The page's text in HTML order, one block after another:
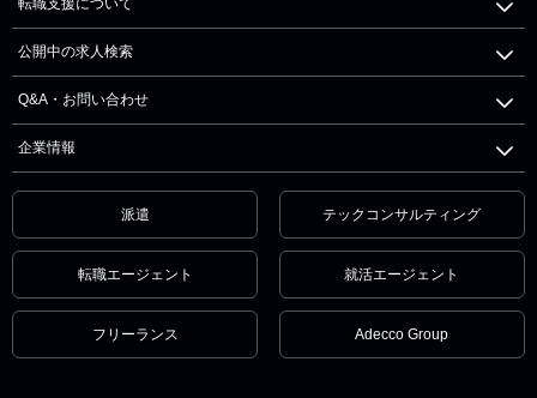
公開中の求人検索
Q&A・お問い合わせ
企業情報
派遣 テックコンサルティング
転職エージェント 就活エージェント
フリーランス Adecco Group